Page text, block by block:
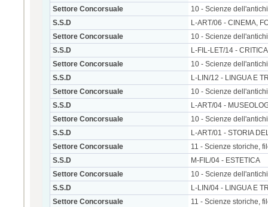
Settore Concorsuale
10 - Scienze
S.S.D
L-ART/06 - CINEMA,
Settore Concorsuale
10 - Scienze
S.S.D
L-FIL-LET/14 -
Settore Concorsuale
10 - Scienze
S.S.D
L-LIN/12 - LINGUA E
Settore Concorsuale
10 - Scienze
S.S.D
L-ART/04 -
Settore Concorsuale
10 - Scienze
S.S.D
L-ART/01 - STORIA
Settore Concorsuale
11 - Scienze storiche,
S.S.D
M-FIL/04 - ESTETICA
Settore Concorsuale
10 - Scienze
S.S.D
L-LIN/04 - LINGUA E
Settore Concorsuale
11 - Scienze storiche,